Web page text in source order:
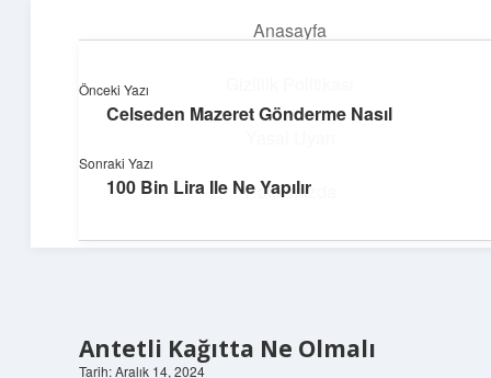
Anasayfa
Hakkımızda
Antetli Kağıtta Ne Olmalı
Tarih: Aralık 14, 2024
Önceki Yazı
Celseden Mazeret Gönderme Nasıl
Sonraki Yazı
100 Bin Lira Ile Ne Yapılır